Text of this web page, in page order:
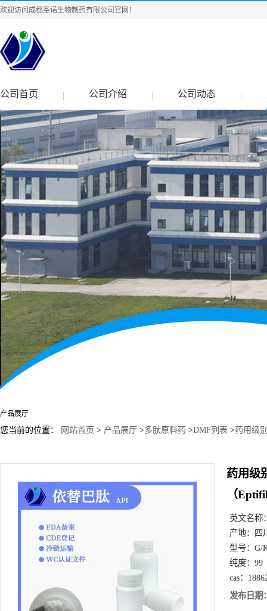
欢迎访问成都圣诺生物制药有限公司官网！
公司首页 公司介绍 公司动态
产品展厅
您当前的位置： 网站首页 > 产品展厅 >多肽原料药 >DMF列表 >药用级
药用级
（
英文名称
产地：
四
型号： G/
纯度： 99
cas：
发布日期